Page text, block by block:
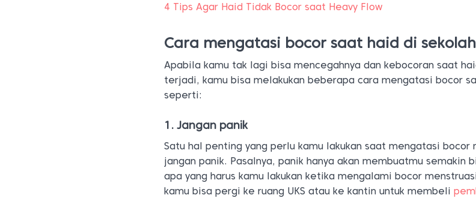
4 Tips Agar Haid Tidak Bocor saat Heavy Flow
Cara mengatasi bocor saat haid di sekolah
Apabila kamu tak lagi bisa mencegahnya dan kebocoran saat
terjadi, kamu bisa melakukan beberapa cara mengatasi bocor
seperti:
1. Jangan panik
Satu hal penting yang perlu kamu lakukan saat mengatasi bocor
jangan panik. Pasalnya, panik hanya akan membuatmu semakin
apa yang harus kamu lakukan ketika mengalami bocor
kamu bisa pergi ke ruang UKS atau ke kantin untuk membeli